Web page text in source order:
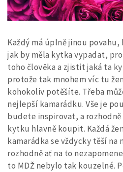
Každý má úplně jinou
jak by měla kytka vypadat,
toho člověka a zjistit jaká ta
protože tak mnohem víc tu
kohokoliv potěšíte. Třeba
nejlepší kamarádku. Vše je
budete inspirovat, a
kytku hlavně koupit. Každá
kamarádka se vždycky těší
rozhodně ať na to
to MDŽ nebylo tak kouzelné.